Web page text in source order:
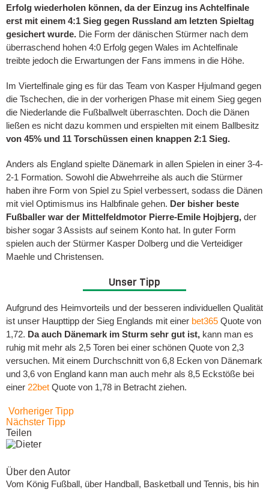
Erfolg wiederholen können, da der Einzug ins Achtelfinale
erst mit einem 4:1 Sieg gegen Russland am letzten Spieltag
gesichert wurde. Die Form der dänischen Stürmer nach dem
überraschend hohen 4:0 Erfolg gegen Wales im Achtelfinale
treibte jedoch die Erwartungen der Fans immens in die Höhe.
Im Viertelfinale ging es für das Team von Kasper Hjulmand gegen
die Tschechen, die in der vorherigen Phase mit einem Sieg gegen
die Niederlande die Fußballwelt überraschten. Doch die Dänen
ließen es nicht dazu kommen und erspielten mit einem Ballbesitz
von 45% und 11 Torschüssen einen knappen 2:1 Sieg.
Anders als England spielte Dänemark in allen Spielen in einer 3-4-
2-1 Formation. Sowohl die Abwehrreihe als auch die Stürmer
haben ihre Form von Spiel zu Spiel verbessert, sodass die Dänen
mit viel Optimismus ins Halbfinale gehen. Der bisher beste
Fußballer war der Mittelfeldmotor Pierre-Emile Hojbjerg, der
bisher sogar 3 Assists auf seinem Konto hat. In guter Form
spielen auch der Stürmer Kasper Dolberg und die Verteidiger
Maehle und Christensen.
Unser Tipp
Aufgrund des Heimvorteils und der besseren individuellen Qualität
ist unser Haupttipp der Sieg Englands mit einer bet365 Quote von
1,72. Da auch Dänemark im Sturm sehr gut ist, kann man es
ruhig mit mehr als 2,5 Toren bei einer schönen Quote von 2,3
versuchen. Mit einem Durchschnitt von 6,8 Ecken von Dänemark
und 3,6 von England kann man auch mehr als 8,5 Eckstöße bei
einer 22bet Quote von 1,78 in Betracht ziehen.
Vorheriger Tipp
Nächster Tipp
Teilen
Über den Autor
Vom König Fußball, über Handball, Basketball und Tennis, bis hin